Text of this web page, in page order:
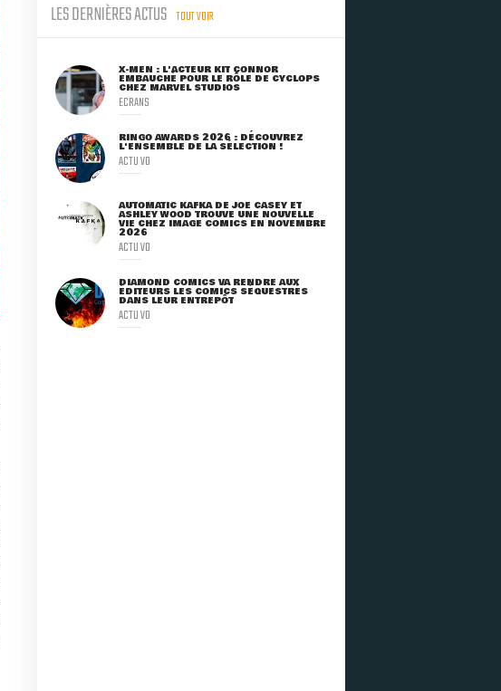
LES DERNIÈRES ACTUS TOUT VOIR
X-MEN : L'ACTEUR KIT CONNOR
EMBAUCHÉ POUR LE RÔLE DE CYCLOPS
CHEZ MARVEL STUDIOS
ECRANS
RINGO AWARDS 2026 : DÉCOUVREZ
L'ENSEMBLE DE LA SÉLECTION !
ACTU VO
AUTOMATIC KAFKA DE JOE CASEY ET
ASHLEY WOOD TROUVE UNE NOUVELLE
VIE CHEZ IMAGE COMICS EN NOVEMBRE
2026
ACTU VO
DIAMOND COMICS VA RENDRE AUX
ÉDITEURS LES COMICS SÉQUESTRÉS
DANS LEUR ENTREPÔT
ACTU VO